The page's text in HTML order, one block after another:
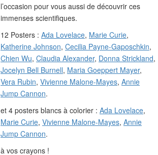
l’occasion pour vous aussi de découvrir ces
immenses scientifiques.
12 Posters : Ada Lovelace, Marie Curie,
Katherine Johnson, Cecilia Payne-Gaposchkin,
Chien Wu, Claudia Alexander, Donna Strickland,
Jocelyn Bell Burnell, Maria Goeppert Mayer,
Vera Rubin, Vivienne Malone-Mayes, Annie
Jump Cannon.
et 4 posters blancs à colorier : Ada Lovelace,
Marie Curie, Vivienne Malone-Mayes, Annie
Jump Cannon.
à vos crayons !